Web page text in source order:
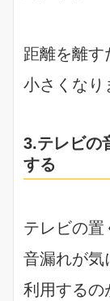
距離を離す
小さくなり
3.テレビの
する
テレビの置
音漏れが気
利用するの